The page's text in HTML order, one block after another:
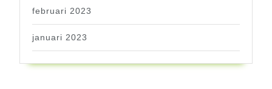
februari 2023
januari 2023